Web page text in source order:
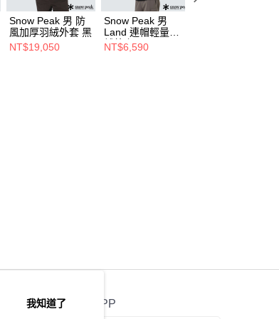
Snow Peak 男 防
風加厚羽絨外套 黑
NT$19,050
Snow Peak 男
Land 連帽輕量羽
絨外套 黑
NT$6,590
官方APP
我知道了